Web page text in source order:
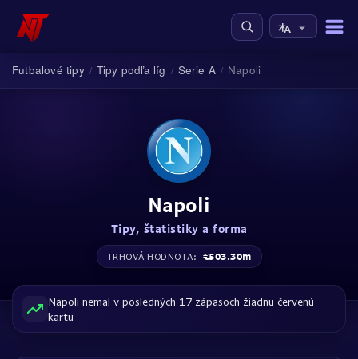
Futbalové tipy / Tipy podľa líg / Serie A / Napoli
Napoli
Tipy, štatistiky a forma
TRHOVÁ HODNOTA: €503.30m
Napoli nemal v posledných 17 zápasoch žiadnu červenú
kartu